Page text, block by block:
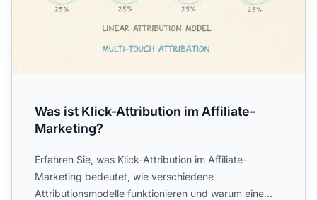
Was ist Klick-Attribution im Affiliate-
Marketing?
Erfahren Sie, was Klick-Attribution im Affiliate-
Marketing bedeutet, wie verschiedene
Attributionsmodelle funktionieren und warum eine